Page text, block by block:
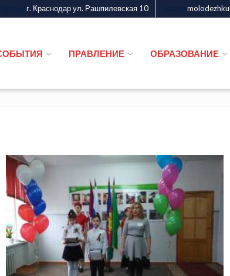
г. Краснодар ул. Рашпилевская 10
ПРАВЛЕНИЕ ОБРАЗОВАНИЕ